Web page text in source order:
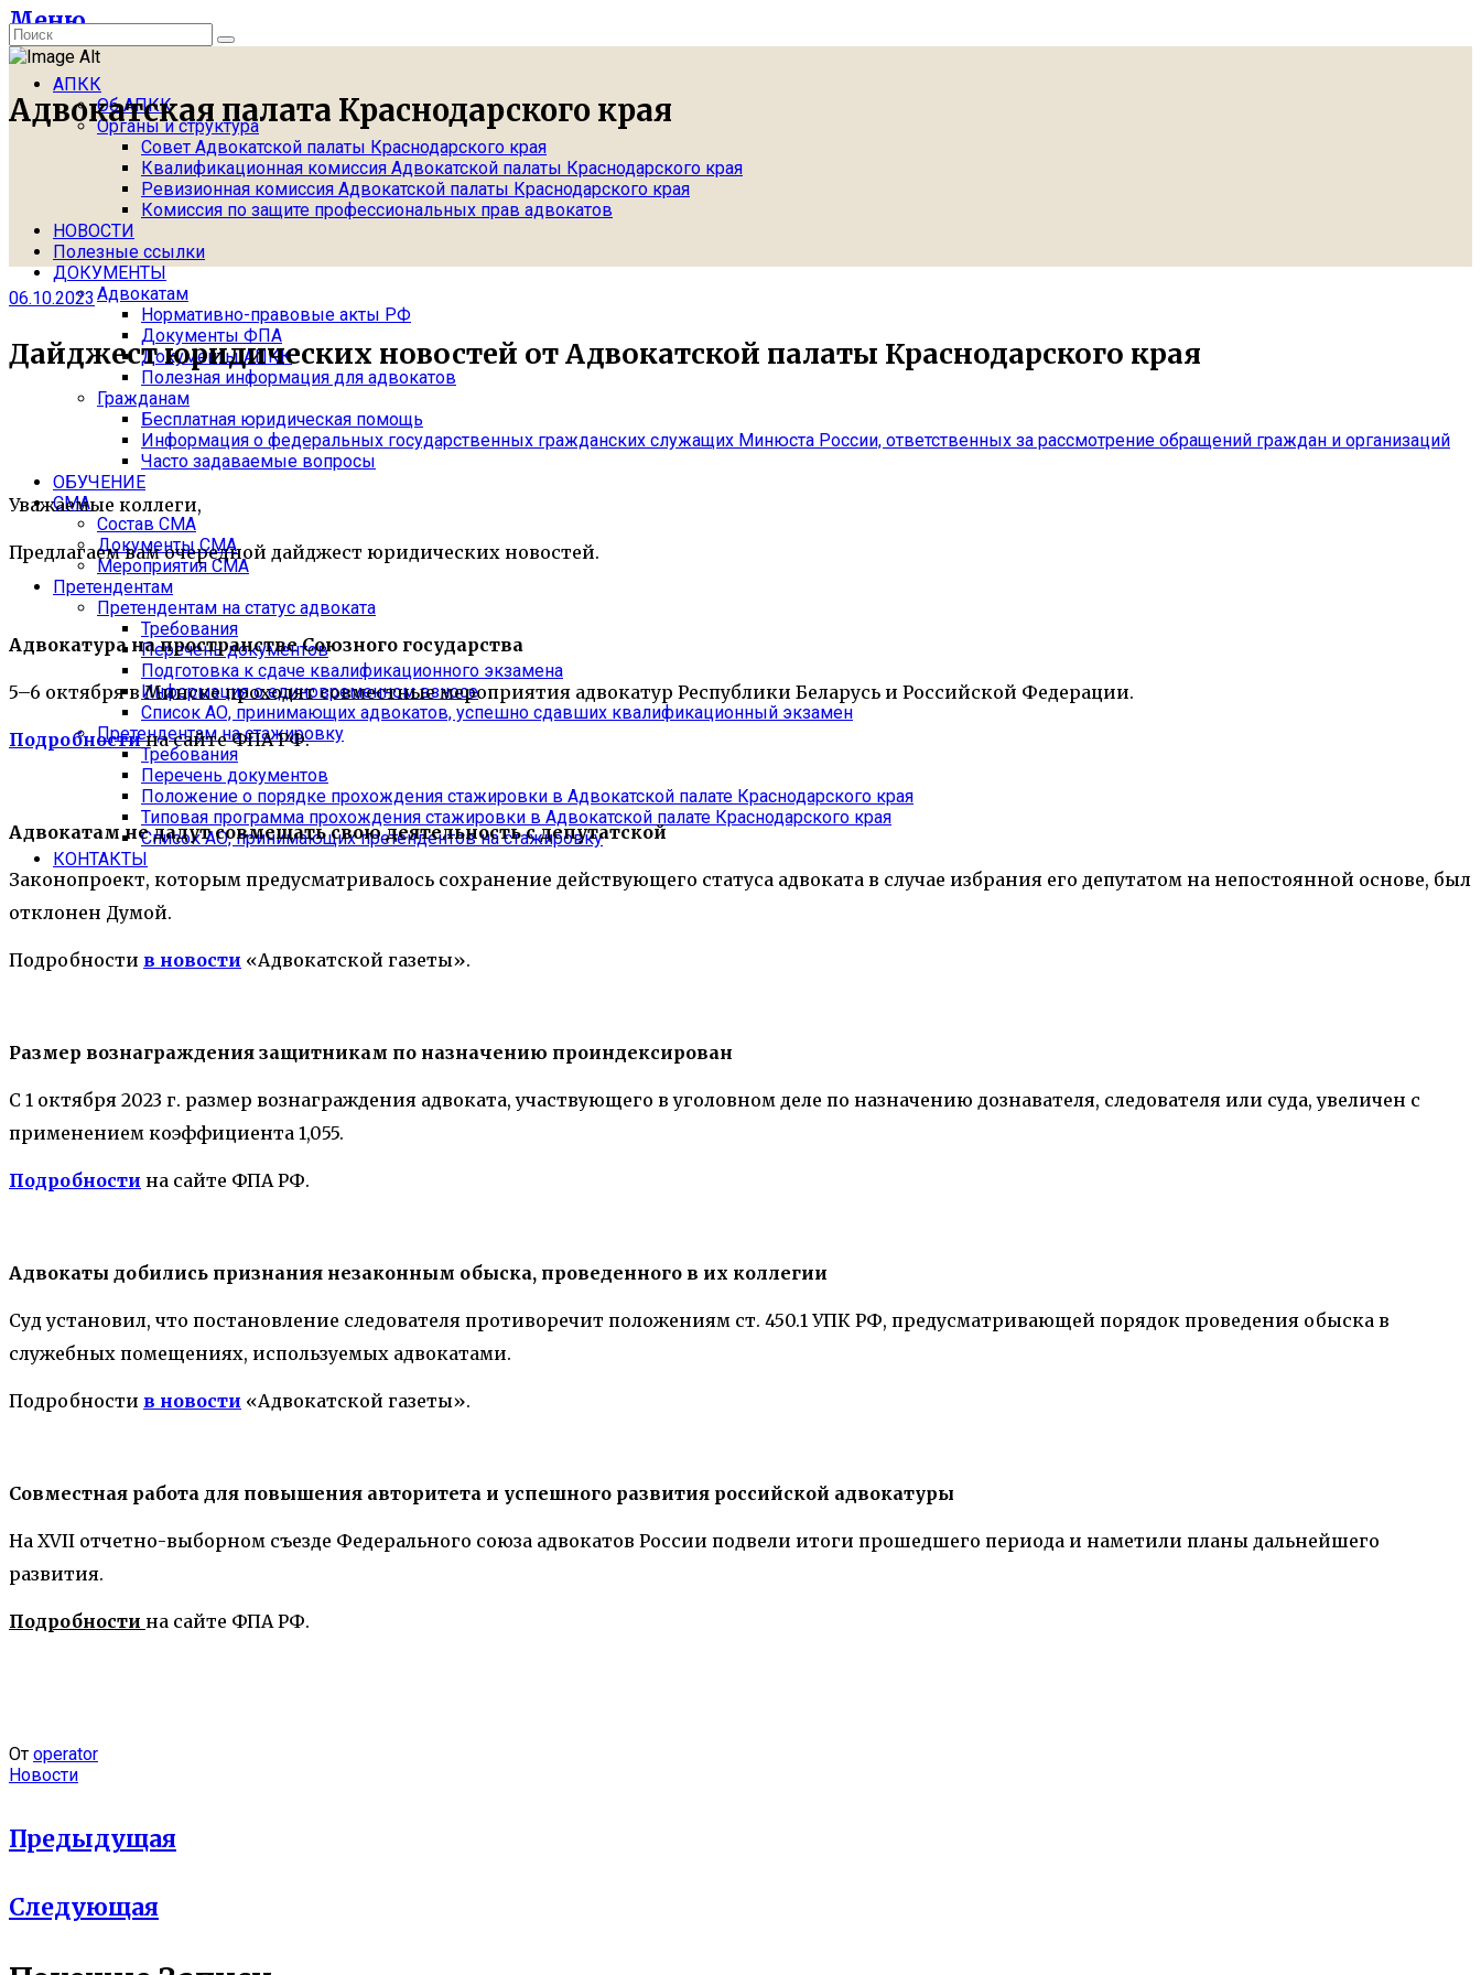
Меню
АПКК
Об АПКК
Органы и структура
Совет Адвокатской палаты Краснодарского края
Квалификационная комиссия Адвокатской палаты Краснодарского края
Ревизионная комиссия Адвокатской палаты Краснодарского края
Комиссия по защите профессиональных прав адвокатов
НОВОСТИ
Полезные ссылки
ДОКУМЕНТЫ
Адвокатам
Нормативно-правовые акты РФ
Документы ФПА
Документы АПКК
Полезная информация для адвокатов
Гражданам
Бесплатная юридическая помощь
Информация о федеральных государственных гражданских служащих Минюста России, ответственных за рассмотрение обращений граждан и организаций
Часто задаваемые вопросы
ОБУЧЕНИЕ
СМА
Состав СМА
Документы СМА
Мероприятия СМА
Претендентам
Претендентам на статус адвоката
Требования
Перечень документов
Подготовка к сдаче квалификационного экзамена
Информация о единовременном взносе
Список АО, принимающих адвокатов, успешно сдавших квалификационный экзамен
Претендентам на стажировку
Требования
Перечень документов
Положение о порядке прохождения стажировки в Адвокатской палате Краснодарского края
Типовая программа прохождения стажировки в Адвокатской палате Краснодарского края
Список АО, принимающих претендентов на стажировку
КОНТАКТЫ
Адвокатская палата Краснодарского края
06.10.2023
Дайджест юридических новостей от Адвокатской палаты Краснодарского края
Уважаемые коллеги,
Предлагаем вам очередной дайджест юридических новостей.
Адвокатура на пространстве Союзного государства
5–6 октября в Минске проходят совместные мероприятия адвокатур Республики Беларусь и Российской Федерации.
Подробностина сайте ФПА РФ.
Адвокатам не дадут совмещать свою деятельность с депутатской
Законопроект, которым предусматривалось сохранение действующего статуса адвоката в случае избрания его депутатом на непостоянной основе, был
отклонен Думой.
Подробности в новости «Адвокатской газеты».
Размер вознаграждения защитникам по назначению проиндексирован
С 1 октября 2023 г. размер вознаграждения адвоката, участвующего в уголовном деле по назначению дознавателя, следователя или суда, увеличен с
применением коэффициента 1,055.
Подробности на сайте ФПА РФ.
Адвокаты добились признания незаконным обыска, проведенного в их коллегии
Суд установил, что постановление следователя противоречит положениям ст. 450.1 УПК РФ, предусматривающей порядок проведения обыска в
служебных помещениях, используемых адвокатами.
Подробности в новости «Адвокатской газеты».
Совместная работа для повышения авторитета и успешного развития российской адвокатуры
На XVII отчетно-выборном съезде Федерального союза адвокатов России подвели итоги прошедшего периода и наметили планы дальнейшего
развития.
Подробности на сайте ФПА РФ.
От operator
Новости
Предыдущая
Следующая